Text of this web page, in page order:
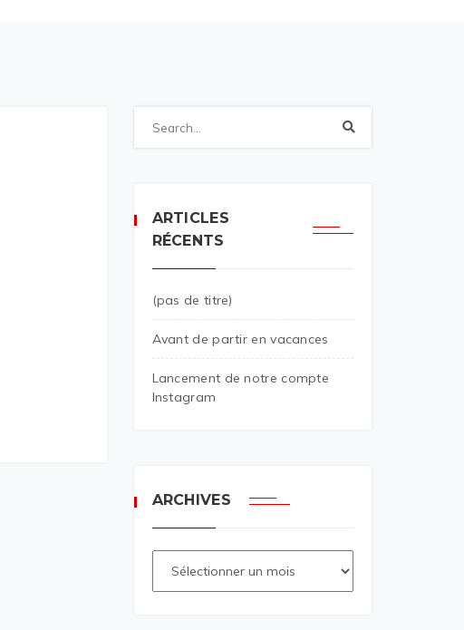
ARTICLES
RÉCENTS
(pas de titre)
Avant de partir en vacances
Lancement de notre compte
Instagram
ARCHIVES